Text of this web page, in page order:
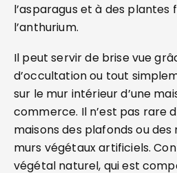
l’asparagus et à des plantes
l’anthurium.
Il peut servir de brise vue
d’occultation ou tout
sur le mur intérieur d’une
commerce. Il n’est pas rare
maisons des plafonds ou
murs végétaux artificiels.
végétal naturel, qui est